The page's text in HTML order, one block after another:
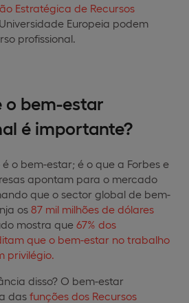
Estratégica de Recursos
Europeia podem
profissional.
o bem-estar
é importante?
o bem-estar; é o que a Forbes e
apontam para o mercado
que o sector global de bem-
os 87 mil milhões de dólares
mostra que 67% dos
que o bem-estar no trabalho
privilégio.
disso? O bem-estar
das funções dos Recursos